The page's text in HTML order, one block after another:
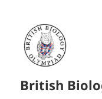
British